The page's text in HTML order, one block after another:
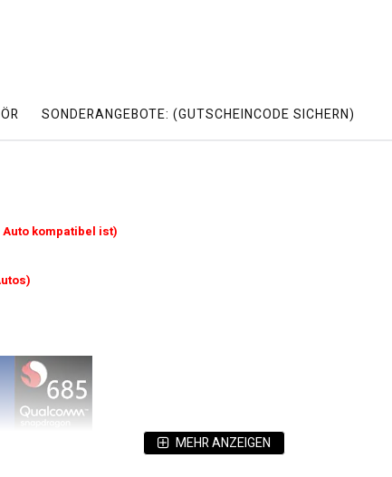
SONDERANGEBOTE: (GUTSCHEINCODE SICHERN)
kompatibel ist)
MEHR ANZEIGEN